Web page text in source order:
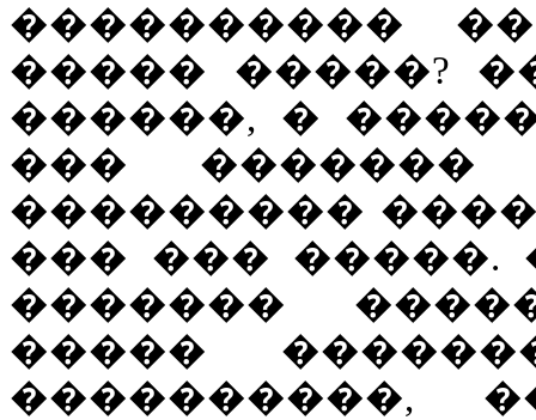
����������
����� �����?
������, �
��� �������
���������
��� ��� �����.
�������
�����
����������,